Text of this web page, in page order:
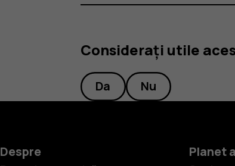
Considerați utile
Da Nu
Despre
Planet